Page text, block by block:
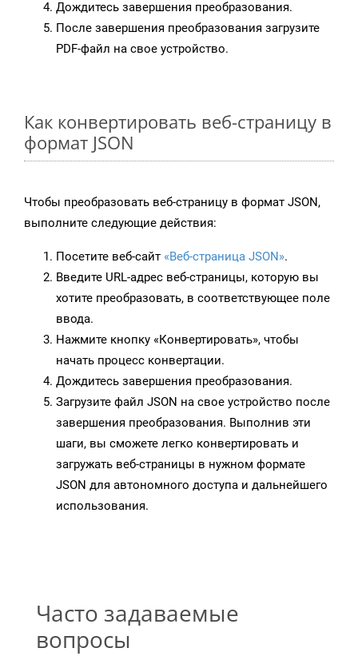
Дождитесь завершения преобразования.
После завершения преобразования загрузите
PDF-файл на свое устройство.
Как конвертировать веб-страницу в
формат JSON
Чтобы преобразовать веб-страницу в формат JSON,
выполните следующие действия:
Посетите веб-сайт «Веб-страница JSON».
Введите URL-адрес веб-страницы, которую вы
хотите преобразовать, в соответствующее поле
ввода.
Нажмите кнопку «Конвертировать», чтобы
начать процесс конвертации.
Дождитесь завершения преобразования.
Загрузите файл JSON на свое устройство после
завершения преобразования. Выполнив эти
шаги, вы сможете легко конвертировать и
загружать веб-страницы в нужном формате
JSON для автономного доступа и дальнейшего
использования.
Часто задаваемые
вопросы